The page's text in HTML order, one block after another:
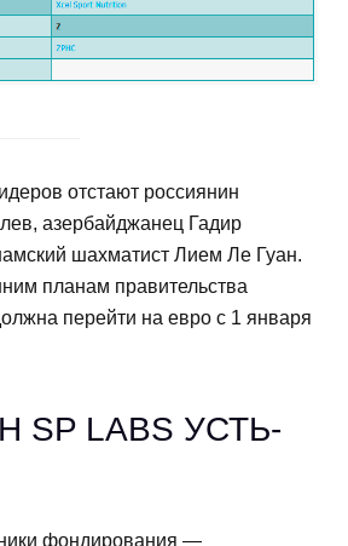
отстают россиянин
азербайджанец Гадир
шахматист Лием Ле Гуан.
планам правительства
перейти на евро с 1 января
SP LABS УСТЬ-
фондирования —